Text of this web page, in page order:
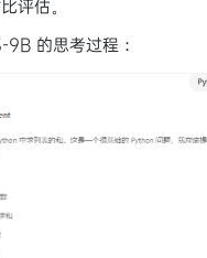
评估。
的思考过程：